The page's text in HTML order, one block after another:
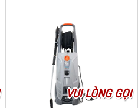
VUI LÒNG GỌI